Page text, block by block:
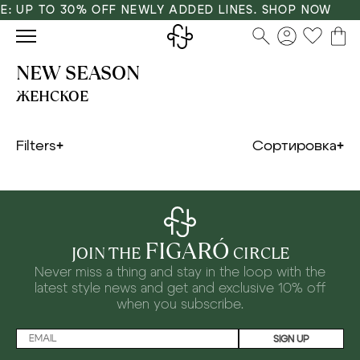
UP TO 30% OFF NEWLY ADDED LINES. SHOP NOW
NEW SEASON
ЖЕНСКОЕ
Filters Сортировка
JOIN THE FIGARÓ CIRCLE
Never miss a thing and stay in the loop with the
latest style news and get and exclusive 10% off
when you subscribe.
SIGN UP